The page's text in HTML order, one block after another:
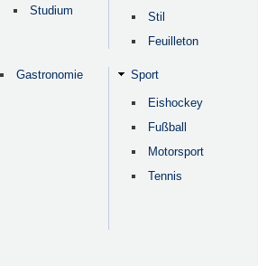
Studium
Stil
Feuilleton
Gastronomie Sport
Eishockey
Fußball
Motorsport
Tennis